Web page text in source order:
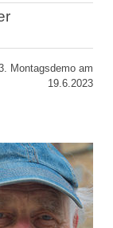
Montagsdemo am
19.6.2023